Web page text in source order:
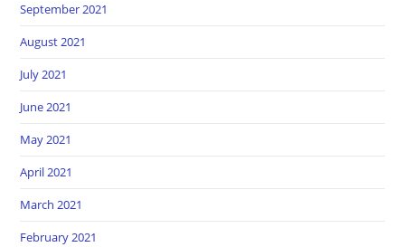
September 2021
August 2021
July 2021
June 2021
May 2021
April 2021
March 2021
February 2021